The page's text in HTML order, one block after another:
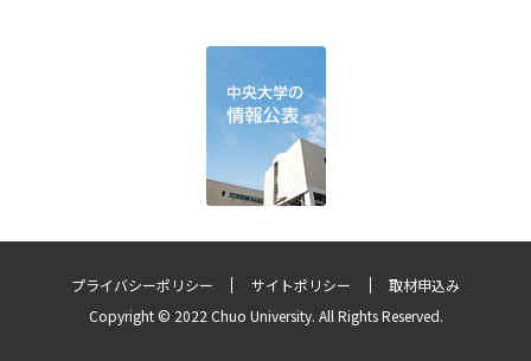
プライバシーポリシー サイトポリシー
取材申込み
Copyright © 2022 Chuo University. All Rights Reserved.